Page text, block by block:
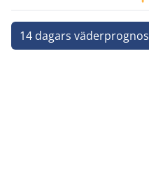
14 dagars väderprognos